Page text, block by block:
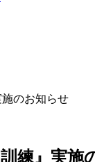
のお知らせ
練』実施